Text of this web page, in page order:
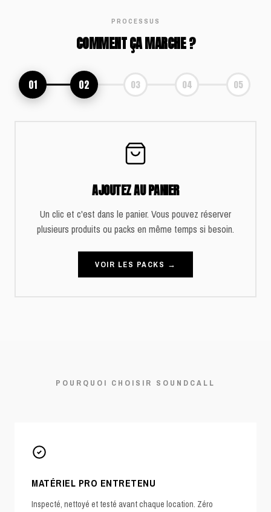
PROCESSUS
COMMENT ÇA MARCHE ?
01 02 03 04 05
AJOUTEZ AU PANIER
Un clic et c'est dans le panier. Vous pouvez réserver
plusieurs produits ou packs en même temps si besoin.
VOIR LES PACKS →
POURQUOI CHOISIR SOUNDCALL
MATÉRIEL PRO ENTRETENU
Inspecté, nettoyé et testé avant chaque location. Zéro